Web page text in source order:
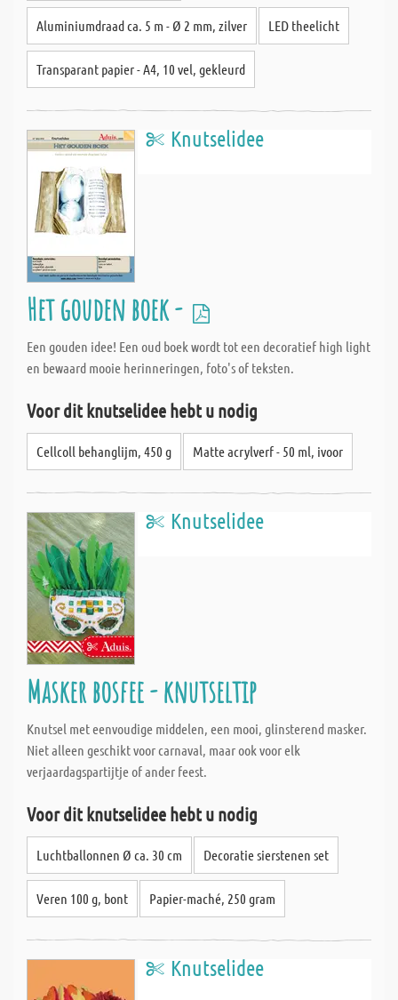
Aluminiumdraad ca. 5 m - Ø 2 mm, zilver LED theelicht
Transparant papier - A4, 10 vel, gekleurd
Knutselidee
Het gouden boek -
Een gouden idee! Een oud boek wordt tot een decoratief high light
en bewaard mooie herinneringen, foto's of teksten.
Voor dit knutselidee hebt u nodig
Cellcoll behanglijm, 450 g Matte acrylverf - 50 ml, ivoor
Knutselidee
Masker bosfee - knutseltip
Knutsel met eenvoudige middelen, een mooi, glinsterend masker.
Niet alleen geschikt voor carnaval, maar ook voor elk
verjaardagspartijtje of ander feest.
Voor dit knutselidee hebt u nodig
Luchtballonnen Ø ca. 30 cm Decoratie sierstenen set
Veren 100 g, bont Papier-maché, 250 gram
Knutselidee